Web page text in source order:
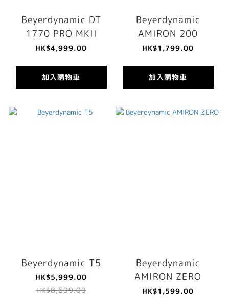
Beyerdynamic DT
1770 PRO MKII
HK$4,999.00
加入購物車
Beyerdynamic
AMIRON 200
HK$1,799.00
加入購物車
Beyerdynamic T5
HK$5,999.00
HK$8,699.00
Beyerdynamic
AMIRON ZERO
HK$1,599.00